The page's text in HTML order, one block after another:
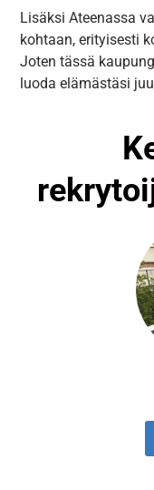
Lisäksi Ateenassa
kohtaan, erityisesti
Joten tässä
luoda elämästäsi